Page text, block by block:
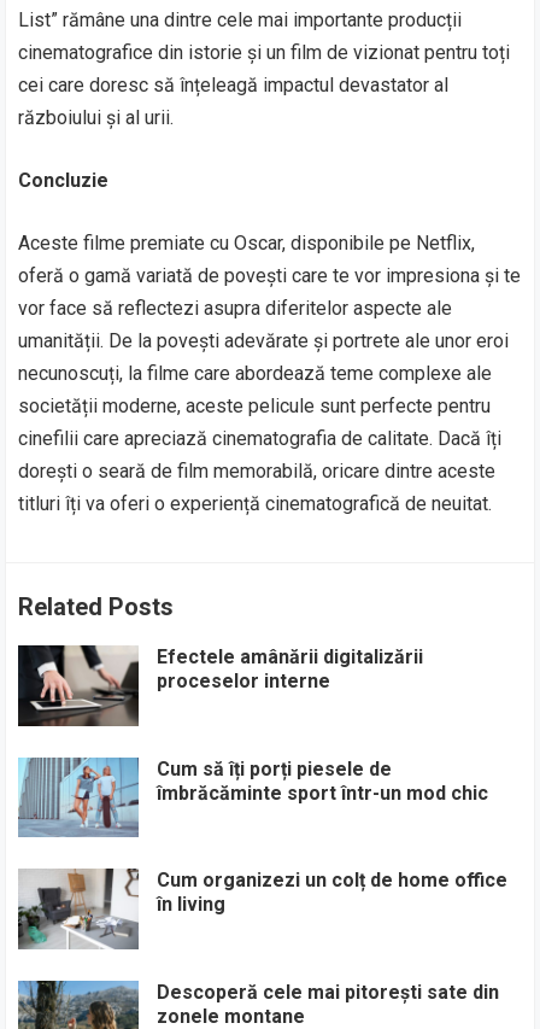
List” rămâne una dintre cele mai importante producții
cinematografice din istorie și un film de vizionat pentru toți
cei care doresc să înțeleagă impactul devastator al
războiului și al urii.
Concluzie
Aceste filme premiate cu Oscar, disponibile pe Netflix,
oferă o gamă variată de povești care te vor impresiona și te
vor face să reflectezi asupra diferitelor aspecte ale
umanității. De la povești adevărate și portrete ale unor eroi
necunoscuți, la filme care abordează teme complexe ale
societății moderne, aceste pelicule sunt perfecte pentru
cinefilii care apreciază cinematografia de calitate. Dacă îți
dorești o seară de film memorabilă, oricare dintre aceste
titluri îți va oferi o experiență cinematografică de neuitat.
Related Posts
Efectele amânării digitalizării
proceselor interne
Cum să îți porți piesele de
îmbrăcăminte sport într-un mod chic
Cum organizezi un colț de home office
în living
Descoperă cele mai pitorești sate din
zonele montane